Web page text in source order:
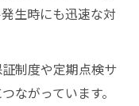
生時にも迅速な対
制度や定期点検サ
ながっています。